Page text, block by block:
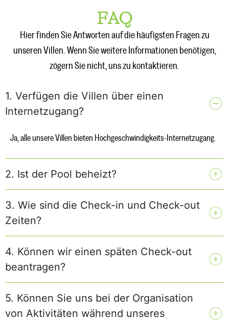
FAQ
Hier finden Sie Antworten auf die häufigsten Fragen zu
unseren Villen. Wenn Sie weitere Informationen benötigen,
zögern Sie nicht, uns zu kontaktieren.
1. Verfügen die Villen über einen
Internetzugang?
Ja, alle unsere Villen bieten Hochgeschwindigkeits-Internetzugang.
2. Ist der Pool beheizt?
3. Wie sind die Check-in und Check-out
Zeiten?
4. Können wir einen späten Check-out
beantragen?
5. Können Sie uns bei der Organisation
von Aktivitäten während unseres